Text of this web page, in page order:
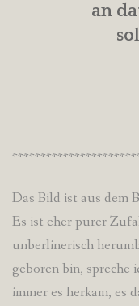
an
Das Bild ist aus dem
Es ist eher purer
unberlinerisch
geboren bin, spreche
immer es herkam, es